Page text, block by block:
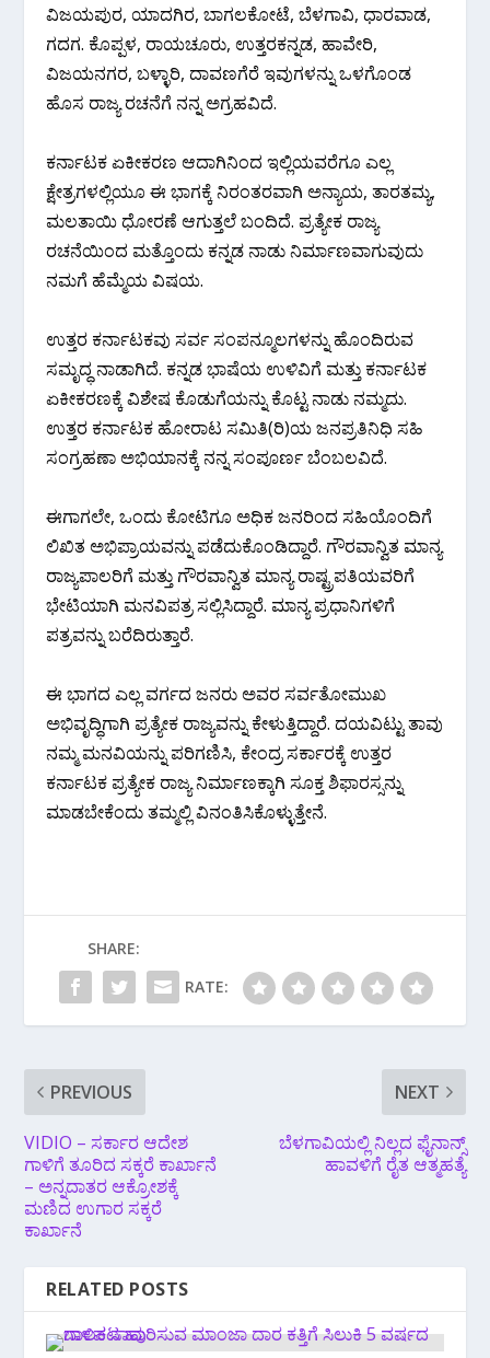
ವಿಜಯಪುರ, ಯಾದಗಿರ, ಬಾಗಲಕೋಟೆ, ಬೆಳಗಾವಿ, ಧಾರವಾಡ,
ಗದಗ. ಕೊಪ್ಪಳ, ರಾಯಚೂರು, ಉತ್ತರಕನ್ನಡ, ಹಾವೇರಿ,
ವಿಜಯನಗರ, ಬಳ್ಳಾರಿ, ದಾವಣಗೆರೆ ಇವುಗಳನ್ನು ಒಳಗೊಂಡ
ಹೊಸ ರಾಜ್ಯ ರಚನೆಗೆ ನನ್ನ ಅಗ್ರಹವಿದೆ.
ಕರ್ನಾಟಕ ಏಕೀಕರಣ ಆದಾಗಿನಿಂದ ಇಲ್ಲಿಯವರೆಗೂ ಎಲ್ಲ
ಕ್ಷೇತ್ರಗಳಲ್ಲಿಯೂ ಈ ಭಾಗಕ್ಕೆ ನಿರಂತರವಾಗಿ ಅನ್ಯಾಯ, ತಾರತಮ್ಯ,
ಮಲತಾಯಿ ಧೋರಣೆ ಆಗುತ್ತಲೆ ಬಂದಿದೆ. ಪ್ರತ್ಯೇಕ ರಾಜ್ಯ
ರಚನೆಯಿಂದ ಮತ್ತೊಂದು ಕನ್ನಡ ನಾಡು ನಿರ್ಮಾಣವಾಗುವುದು
ನಮಗೆ ಹೆಮ್ಮೆಯ ವಿಷಯ.
ಉತ್ತರ ಕರ್ನಾಟಕವು ಸರ್ವ ಸಂಪನ್ಮೂಲಗಳನ್ನು ಹೊಂದಿರುವ
ಸಮೃದ್ಧ ನಾಡಾಗಿದೆ. ಕನ್ನಡ ಭಾಷೆಯ ಉಳಿವಿಗೆ ಮತ್ತು ಕರ್ನಾಟಕ
ಏಕೀಕರಣಕ್ಕೆ ವಿಶೇಷ ಕೊಡುಗೆಯನ್ನು ಕೊಟ್ಟ ನಾಡು ನಮ್ಮದು.
ಉತ್ತರ ಕರ್ನಾಟಕ ಹೋರಾಟ ಸಮಿತಿ(ರಿ)ಯ ಜನಪ್ರತಿನಿಧಿ ಸಹಿ
ಸಂಗ್ರಹಣಾ ಅಭಿಯಾನಕ್ಕೆ ನನ್ನ ಸಂಪೂರ್ಣ ಬೆಂಬಲವಿದೆ.
ಈಗಾಗಲೇ, ಒಂದು ಕೋಟಿಗೂ ಅಧಿಕ ಜನರಿಂದ ಸಹಿಯೊಂದಿಗೆ
ಲಿಖಿತ ಅಭಿಪ್ರಾಯವನ್ನು ಪಡೆದುಕೊಂಡಿದ್ದಾರೆ. ಗೌರವಾನ್ವಿತ ಮಾನ್ಯ
ರಾಜ್ಯಪಾಲರಿಗೆ ಮತ್ತು ಗೌರವಾನ್ವಿತ ಮಾನ್ಯ ರಾಷ್ಟ್ರಪತಿಯವರಿಗೆ
ಭೇಟಿಯಾಗಿ ಮನವಿಪತ್ರ ಸಲ್ಲಿಸಿದ್ದಾರೆ. ಮಾನ್ಯ ಪ್ರಧಾನಿಗಳಿಗೆ
ಪತ್ರವನ್ನು ಬರೆದಿರುತ್ತಾರೆ.
ಈ ಭಾಗದ ಎಲ್ಲ ವರ್ಗದ ಜನರು ಅವರ ಸರ್ವತೋಮುಖ
ಅಭಿವೃದ್ಧಿಗಾಗಿ ಪ್ರತ್ಯೇಕ ರಾಜ್ಯವನ್ನು ಕೇಳುತ್ತಿದ್ದಾರೆ. ದಯವಿಟ್ಟು ತಾವು
ನಮ್ಮ ಮನವಿಯನ್ನು ಪರಿಗಣಿಸಿ, ಕೇಂದ್ರ ಸರ್ಕಾರಕ್ಕೆ ಉತ್ತರ
ಕರ್ನಾಟಕ ಪ್ರತ್ಯೇಕ ರಾಜ್ಯ ನಿರ್ಮಾಣಕ್ಕಾಗಿ ಸೂಕ್ತ ಶಿಫಾರಸ್ಸನ್ನು
ಮಾಡಬೇಕೆಂದು ತಮ್ಮಲ್ಲಿ ವಿನಂತಿಸಿಕೊಳ್ಳುತ್ತೇನೆ.
SHARE:
RATE:
PREVIOUS
VIDIO – ಸರ್ಕಾರ ಆದೇಶ
ಗಾಳಿಗೆ ತೂರಿದ ಸಕ್ಕರೆ ಕಾರ್ಖಾನೆ
– ಅನ್ನದಾತರ ಆಕ್ರೋಶಕ್ಕೆ
ಮಣಿದ ಉಗಾರ ಸಕ್ಕರೆ
ಕಾರ್ಖಾನೆ
NEXT
ಬೆಳಗಾವಿಯಲ್ಲಿ ನಿಲ್ಲದ ಫೈ‌ನಾನ್ಸ್
ಹಾವಳಿಗೆ ರೈತ ಆತ್ಮಹತ್ಯೆ
RELATED POSTS